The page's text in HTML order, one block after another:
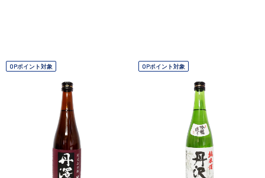
OPポイント対象 OPポイント対象